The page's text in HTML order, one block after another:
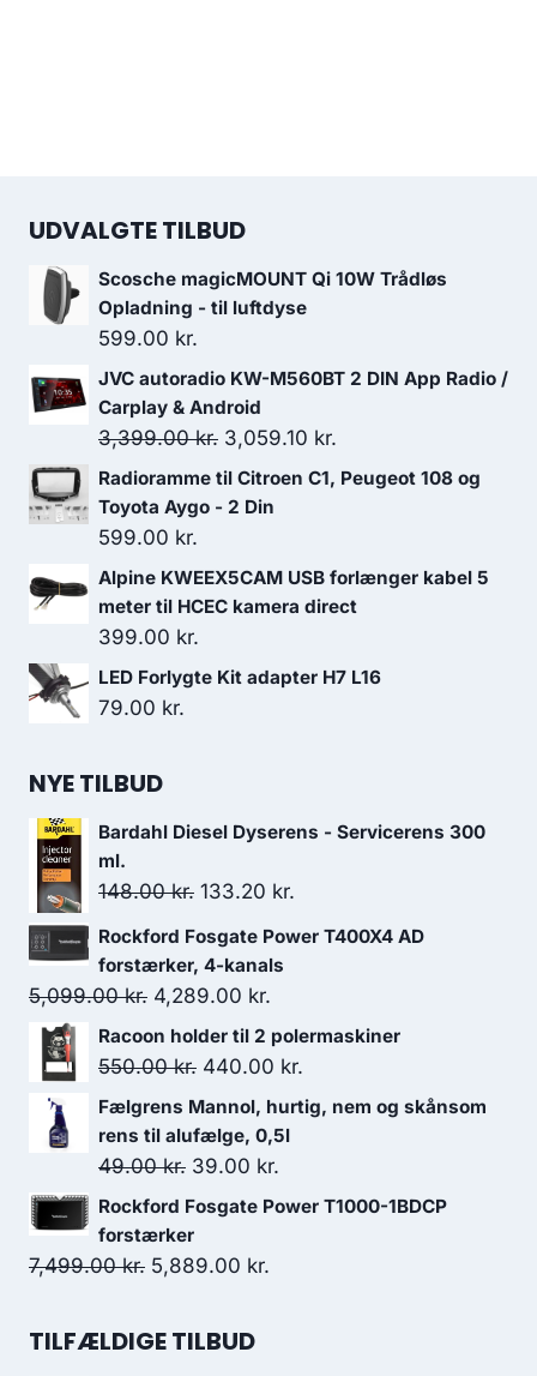
UDVALGTE TILBUD
Scosche magicMOUNT Qi 10W Trådløs
Opladning - til luftdyse
599.00 kr.
JVC autoradio KW-M560BT 2 DIN App Radio /
Carplay & Android
3,399.00kr. Den
oprindelige
pris
3,399.00 kr..
3,059.10 kr.
aktuelle
3,059.10 kr..
Radioramme til Citroen C1, Peugeot 108 og
Toyota Aygo - 2 Din
599.00 kr.
Alpine KWEEX5CAM USB forlænger kabel 5
meter til HCEC kamera direct
399.00 kr.
LED Forlygte Kit adapter H7 L16
79.00 kr.
NYE TILBUD
Bardahl Diesel Dyserens - Servicerens 300
ml.
148.00kr. Den
oprindelige
pris
var:
133.20 kr.
aktuelle
Rockford Fosgate Power T400X4 AD
forstærker, 4-kanals
5,099.00kr. Den
oprindelige
pris
5,099.00 kr..
4,289.00 kr.
aktuelle
pris
4,289.00 kr..
Racoon holder til 2 polermaskiner
550.00kr. Den
oprindelige
pris
var:
550.00 kr..
440.00 kr.
aktuelle
440.00 kr..
Fælgrens Mannol, hurtig, nem og skånsom
rens til alufælge, 0,5l
49.00kr. Den
oprindelige
pris
var:
39.00 kr.
aktuelle
Rockford Fosgate Power T1000-1BDCP
forstærker
7,499.00kr. Den
pris
5,889.00 kr.
TILFÆLDIGE TILBUD